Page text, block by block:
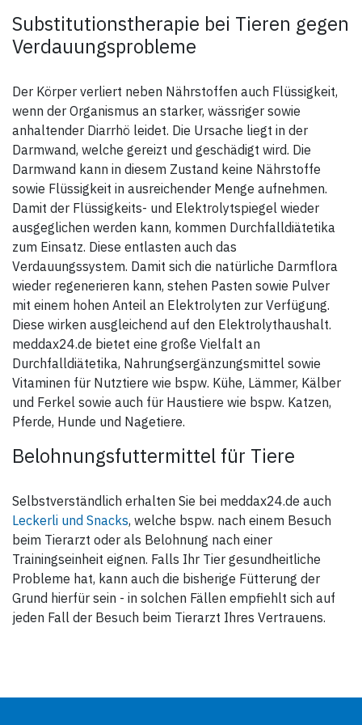
Weihrauchextrakt
Gewicht:
Zusammensetzung
Magermilchpulver,
Geflügelprotein (teilweise
hydrolsiert),
Methylsulfonylmethan (MSM)
11,2 %, Glukosaminsulfat (2
KCL) 11,2 %, Chondroitinsulfat
3,7 %, Eiprodukte
(getrocknet), Kartoffelstärke,
Reis, Rinde (Weidenrinde - Salix
alba 1,83 %), Hefe,
Glutaminpeptid, Fischöl 0,8 %
(Quelle für Omegafettsäuren:
0,44 %), Kalziumkarbonat,
Erzeugnisse aus der
Verarbeitung von Kräutern
(Gelbwurz - Curcuma longa,
Katzenkralle – Uncaria
tomentosa), Hyaluronsäure,
Erzeugnisse aus der
Verarbeitung von frischem
Obst und Gemüse (Artischocke
- Cynara cardunculus).
Zusatzstoffe/kg
Vitamin C 7.156 mg
(Mangansulfatmonohydrat)
111 mg
mg
Wintergrünöl 900 mg
Weihrauchextrakt 400 mg
Pfefferextrakt 100 mg
Ingwerextrakt 100 mg
Vanillearoma 12 mg
Vanillin 1.580 mg
Ginseng (Panax ginseng);
Erzeugnisse aus der
Verarbeitung von Pflanzen
(Spaltkörbchenbeeren -
oxyacntha – 1,8 %), Reis,
Kartoffelstärke, Eiprodukte
(getrocknet),
Chondroitinsulfat 1,3 %,
Chlorellaalgenmehl
(getrocknet), Erzeugnisse aus
der Verarbeitung von frischem
Obst und Gemüse
(Artischockenblätter - Cynara
scolymus).
Zusatzstoffe/kg
DL-Methionin 31.300 mg
L-Carnitin 50 mg
Vitamin B1 83,3 mg
Vitamin B6 81,2 mg
Mangan
(Mangansulfatmonohydrat)
143 mg
Zink (Zinkoxid) 2.880 mg
Vanillin 1.800 mg
Vanillearoma 17,2 mg
Flüssig:
Zusammensetzung
Methylsulfonylmethan (MSM)
Natriumchlorid, Maltodextrin.
Mangan
(Mangansulfatmonohydrat)
71,3 mg
Zink (Zinksulfatmonohydrat)
2.800 mg
L-Carnitin 25 mg
Vitamin B1 41,6 mg
Vitamin B6 40,6 mg
Vitamin C 2.000 mg
Artischockenextrakt 100 mg
Tinkturen aus
Vanillin 4.000 mg
Substitutionstherapie bei Tieren gegen
Verdauungsprobleme
Der Körper verliert neben Nährstoffen auch Flüssigkeit,
wenn der Organismus an starker, wässriger sowie
anhaltender Diarrhö leidet. Die Ursache liegt in der
Darmwand, welche gereizt und geschädigt wird. Die
Darmwand kann in diesem Zustand keine Nährstoffe
sowie Flüssigkeit in ausreichender Menge aufnehmen.
Damit der Flüssigkeits- und Elektrolytspiegel wieder
ausgeglichen werden kann, kommen Durchfalldiätetika
zum Einsatz. Diese entlasten auch das
Verdauungssystem. Damit sich die natürliche Darmflora
wieder regenerieren kann, stehen Pasten sowie Pulver
mit einem hohen Anteil an Elektrolyten zur Verfügung.
Diese wirken ausgleichend auf den Elektrolythaushalt.
meddax24.de bietet eine große Vielfalt an
Durchfalldiätetika, Nahrungsergänzungsmittel sowie
Vitaminen für Nutztiere wie bspw. Kühe, Lämmer, Kälber
und Ferkel sowie auch für Haustiere wie bspw. Katzen,
Pferde, Hunde und Nagetiere.
Belohnungsfuttermittel für Tiere
Selbstverständlich erhalten Sie bei meddax24.de auch
Leckerli und Snacks, welche bspw. nach einem Besuch
beim Tierarzt oder als Belohnung nach einer
Trainingseinheit eignen. Falls Ihr Tier gesundheitliche
Probleme hat, kann auch die bisherige Fütterung der
Grund hierfür sein - in solchen Fällen empfiehlt sich auf
jeden Fall der Besuch beim Tierarzt Ihres Vertrauens.